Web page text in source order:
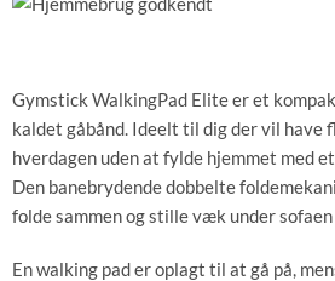
Gymstick WalkingPad Elite er et
kaldet gåbånd. Ideelt til dig der vil have
hverdagen uden at fylde hjemmet med
Den banebrydende dobbelte
folde sammen og stille væk under
En walking pad er oplagt til at gå på,